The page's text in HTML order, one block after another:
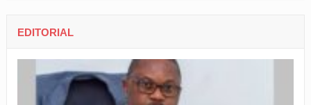
EDITORIAL